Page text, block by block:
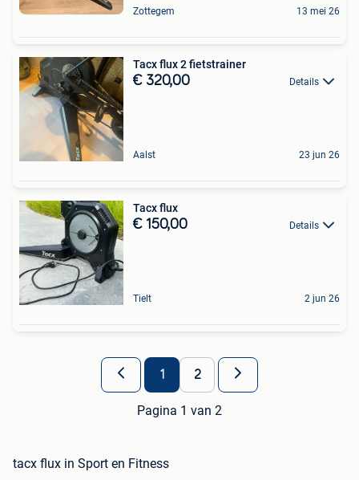
Zottegem 13 mei 26
Tacx flux 2 fietstrainer
€ 320,00 Details
Aalst 23 jun 26
Tacx flux
€ 150,00 Details
Tielt 2 jun 26
1 2
Pagina 1 van 2
tacx flux in Sport en Fitness